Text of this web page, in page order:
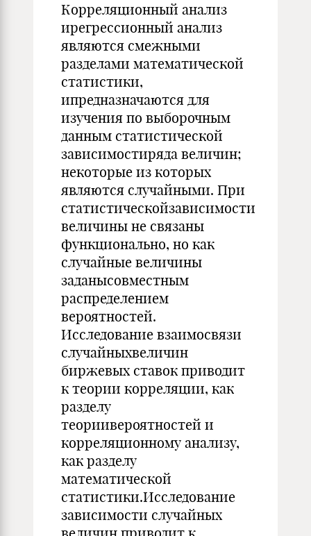
Корреляционный анализ
ирегрессионный анализ
являются смежными
разделами математической
статистики,
ипредназначаются для
изучения по выборочным
данным статистической
зависимостиряда величин;
некоторые из которых
являются случайными. При
статистическойзависимости
величины не связаны
функционально, но как
случайные величины
заданысовместным
распределением
вероятностей.
Исследование взаимосвязи
случайныхвеличин
биржевых ставок приводит
к теории корреляции, как
разделу
теориивероятностей и
корреляционному анализу,
как разделу
математической
статистики.Исследование
зависимости случайных